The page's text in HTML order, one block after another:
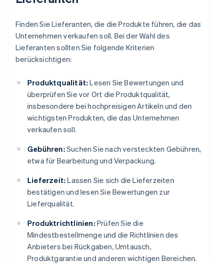
Finden Sie Lieferanten, die die Produkte führen, die das
Unternehmen verkaufen soll. Bei der Wahl des
Lieferanten sollten Sie folgende Kriterien
berücksichtigen:
Produktqualität: Lesen Sie Bewertungen und
überprüfen Sie vor Ort die Produktqualität,
insbesondere bei hochpreisigen Artikeln und den
wichtigsten Produkten, die das Unternehmen
verkaufen soll.
Gebühren: Suchen Sie nach versteckten Gebühren,
etwa für Bearbeitung und Verpackung.
Lieferzeit: Lassen Sie sich die Lieferzeiten
bestätigen und lesen Sie Bewertungen zur
Lieferqualität.
Produktrichtlinien: Prüfen Sie die
Mindestbestellmenge und die Richtlinien des
Anbieters bei Rückgaben, Umtausch,
Produktgarantie und anderen wichtigen Bereichen.